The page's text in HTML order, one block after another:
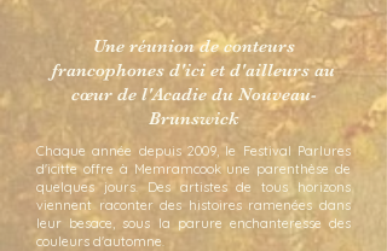
Une réunion de conteurs
francophones d'ici et d'ailleurs au
cœur de l'Acadie du Nouveau-
Brunswick
Chaque année depuis 2009, le Festival Parlures
d'icitte offre à Memramcook une parenthèse de
quelques jours. Des artistes de tous horizons
viennent raconter des histoires ramenées dans
leur besace, sous la parure enchanteresse des
couleurs d'automne.